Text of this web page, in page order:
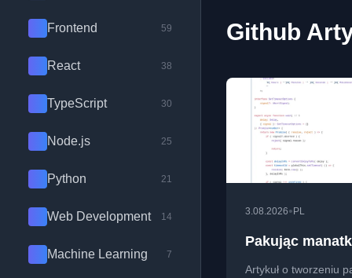
Frontend 59
React 38
TypeScript 30
Node.js 25
Python 21
Web Development 14
Machine Learning 7
Github
3.08.2026• PL
Pakując
Artykuł o tworzeniu